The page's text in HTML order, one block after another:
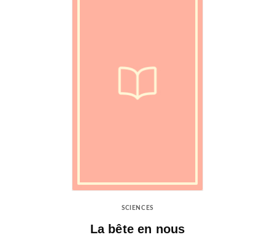
SCIENCES
La bête en nous